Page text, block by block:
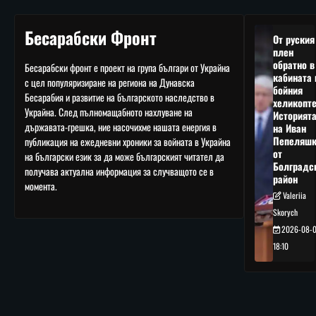
Бесарабски Фронт
Бесарабски фронт е проект на група българи от Украйна
с цел популяризиране на региона на Дунавска
Бесарабия и развитие на българското наследство в
Украйна. След пълномащабното нахлуване на
държавата-грешка, ние насочихме нашата енергия в
публикация на ежедневни хроники за войната в Украйна
на български език за да може българският читател да
получава актуална информация за случващото се в
момента.
От руския
плен
обратно в
кабината
бойния
Историята
на Иван
от
район
Valeriia
Skorych
2026-08-
18:10